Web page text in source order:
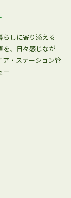
らしに寄り添える
を、日々感じなが
ア・ステーション管
ー